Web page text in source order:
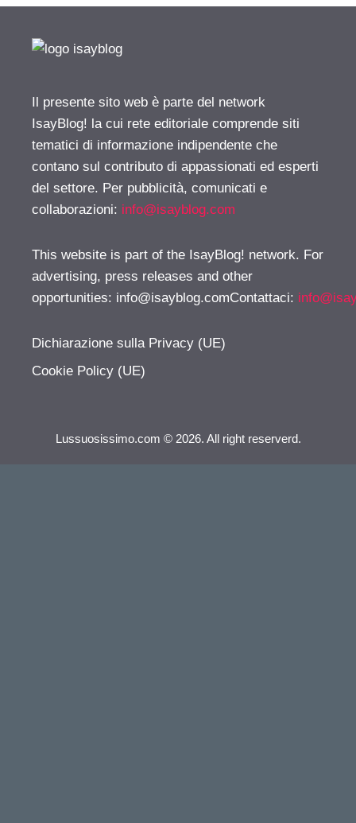
Il presente sito web è parte del network
IsayBlog! la cui rete editoriale comprende siti
tematici di informazione indipendente che
contano sul contributo di appassionati ed esperti
del settore. Per pubblicità, comunicati e
collaborazioni: info@isayblog.com
This website is part of the IsayBlog! network. For
advertising, press releases and other
opportunities: info@isayblog.comContattaci:
Dichiarazione sulla Privacy (UE)
Cookie Policy (UE)
Lussuosissimo.com © 2026. All right reserverd.